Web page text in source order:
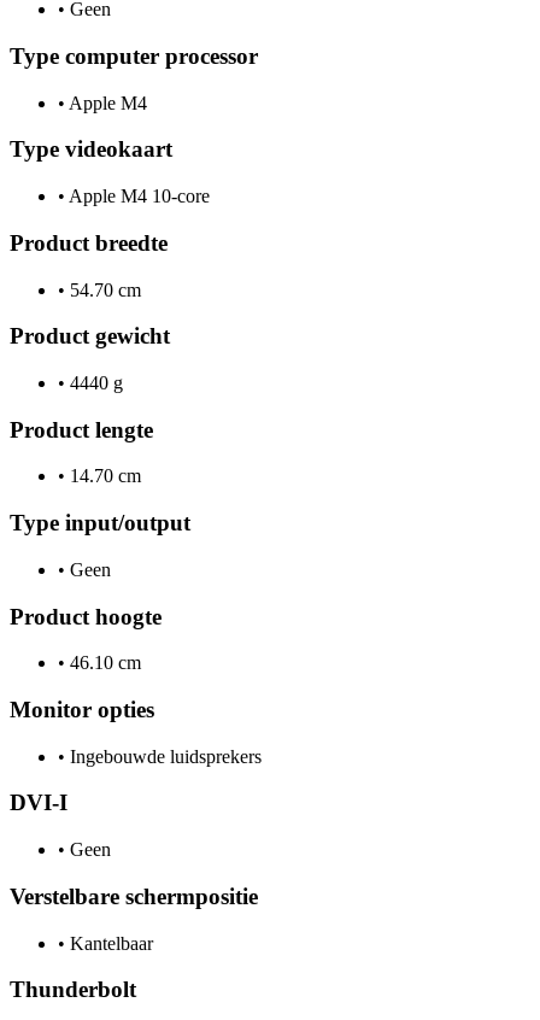
• Geen
Type computer processor
• Apple M4
Type videokaart
• Apple M4 10-core
Product breedte
• 54.70 cm
Product gewicht
• 4440 g
Product lengte
• 14.70 cm
Type input/output
• Geen
Product hoogte
• 46.10 cm
Monitor opties
• Ingebouwde luidsprekers
DVI-I
• Geen
Verstelbare schermpositie
• Kantelbaar
Thunderbolt